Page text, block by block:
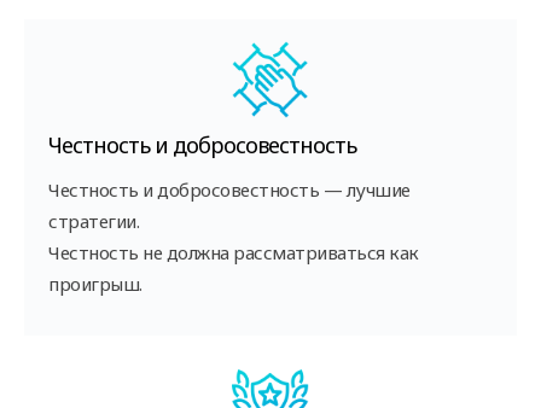
Честность и добросовестность
Честность и добросовестность — лучшие
стратегии.
Честность не должна рассматриваться как
проигрыш.